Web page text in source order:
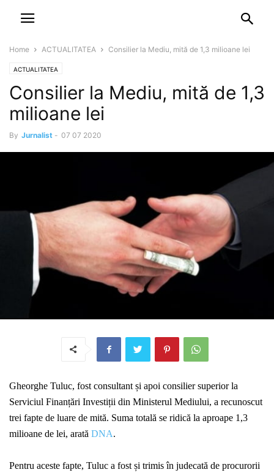
Home ACTUALITATEA Consilier la Mediu, mită de 1,3 milioane lei
ACTUALITATEA
Consilier la Mediu, mită de 1,3
milioane lei
By Jurnalist - 07 07 2020
Gheorghe Tuluc, fost consultant și apoi consilier superior la
Serviciul Finanțări Investiții din Ministerul Mediului, a recunoscut
trei fapte de luare de mită. Suma totală se ridică la aproape 1,3
milioane de lei, arată DNA.
Pentru aceste fapte, Tuluc a fost și trimis în judecată de procurorii